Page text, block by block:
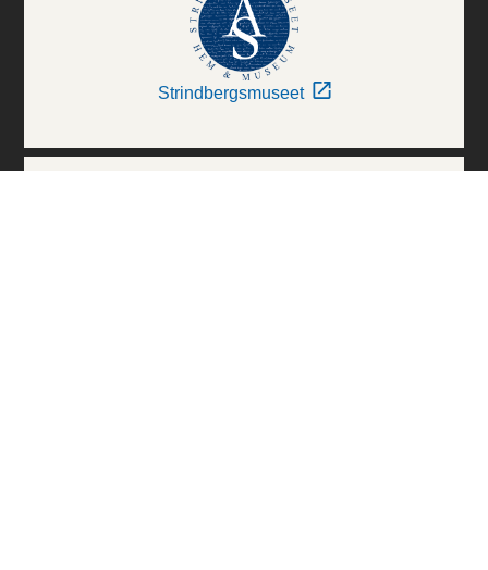
Strindbergsmuseet